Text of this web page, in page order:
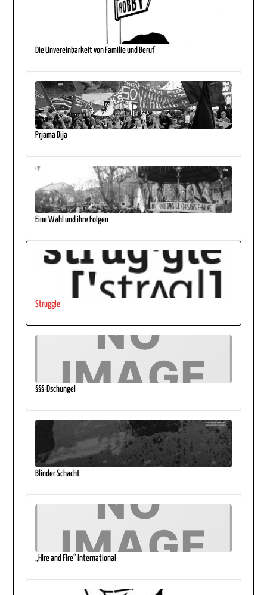
Die Unvereinbarkeit von Familie und Beruf
Prjama Dija
Eine Wahl und ihre Folgen
Struggle
§§§-Dschungel
Blinder Schacht
„Hire and Fire“ international